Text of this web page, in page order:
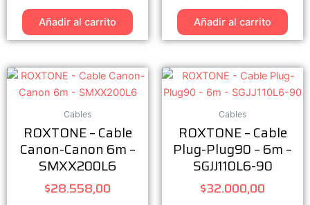
Añadir al carrito Añadir al carrito
Cables
ROXTONE – Cable
Canon-Canon 6m –
SMXX200L6
$28.558,00
Cables
ROXTONE – Cable
Plug-Plug90 – 6m –
SGJJ110L6-90
$32.000,00